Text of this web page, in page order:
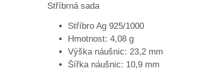
Stříbrná sada
Stříbro Ag 925/1000
Hmotnost: 4,08 g
Výška náušnic: 23,2 mm
Šířka náušnic: 10,9 mm